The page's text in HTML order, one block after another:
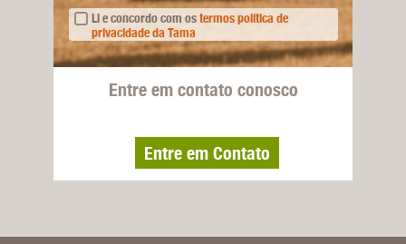
Li e concordo com ostermos política de
privacidade da Tama
Entre em contato conosco
Entre em Contato